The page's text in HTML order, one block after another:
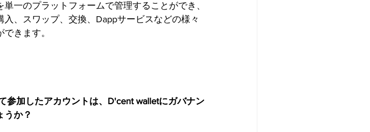
一のプラットフォームで管理することができ、
、スワップ、交換、Dappサービスなどの様々
きます。
参加したアカウントは、D'cent walletにガバナン
うか？